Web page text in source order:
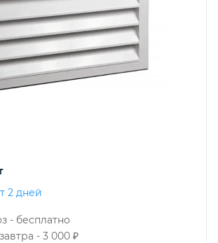
2 дней
- бесплатно
- 3 000 ₽